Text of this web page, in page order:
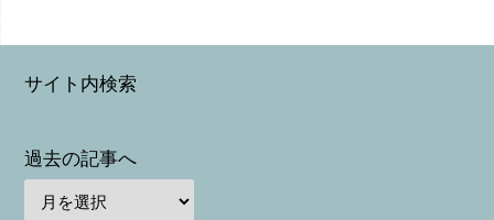
サイト内検索
過去の記事へ